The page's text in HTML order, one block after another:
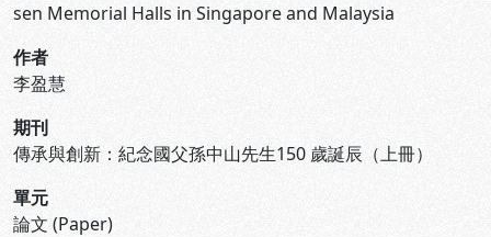
sen Memorial Halls in Singapore and Malaysia
作者
李盈慧
期刊
傳承與創新：紀念國父孫中山先生150 歲誕辰（上冊）
單元
論文 (Paper)